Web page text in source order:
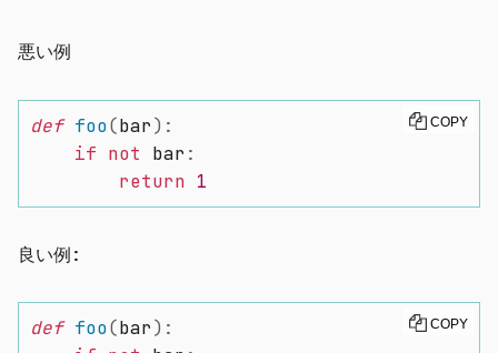
悪い例
def foo(bar) :
if not bar :
return 1
COPY
良い例:
def foo(bar) :
COPY